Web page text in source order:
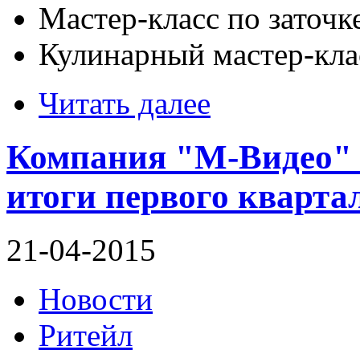
Мастер-класс по
Кулинарный мастер-
Читать далее
Компания "М-Видео"
итоги первого
21-04-2015
Новости
Ритейл